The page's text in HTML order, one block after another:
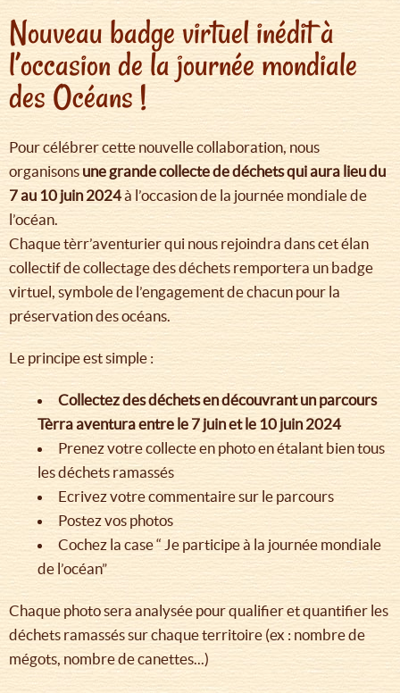
Nouveau badge virtuel inédit à
l’occasion de la journée mondiale
des Océans !
Pour célébrer cette nouvelle collaboration, nous
organisons une grande collecte de déchets qui aura lieu du
7 au 10 juin 2024à l’occasion de la journée mondiale de
l’océan.
Chaque tèrr’aventurier qui nous rejoindra dans cet élan
collectif de collectage des déchets remportera un badge
virtuel, symbole de l’engagement de chacun pour la
préservation des océans.
Le principe est simple :
Collectez des déchets en découvrant un parcours
Tèrra aventura entre le 7 juin et le 10 juin 2024
Prenez votre collecte en photo en étalant bien tous
les déchets ramassés
Ecrivez votre commentaire sur le parcours
Postez vos photos
Cochez la case “ Je participe à la journée mondiale
de l’océan”
Chaque photo sera analysée pour qualifier et quantifier les
déchets ramassés sur chaque territoire (ex : nombre de
mégots, nombre de canettes...)